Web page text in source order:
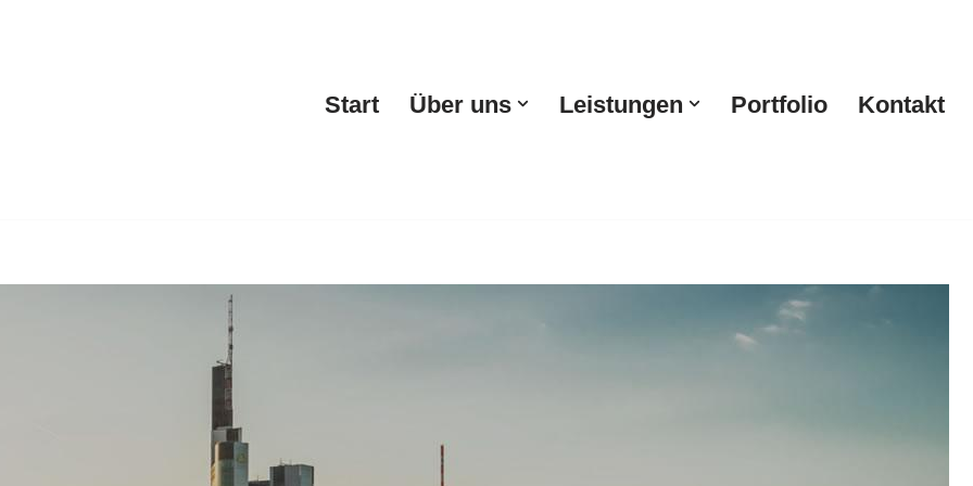
Start Über uns Leistungen Portfolio Kontakt
für Werbetechnik oder ✓Webdesign, Werbeagentur, Fahrzeugfolierung, Fahrzeugbeschriftung. ➡️ Kedar &
✓Fahrzeugfolierung und ✓Fahrzeugbeschriftung in Florstadt. Ihr Partner für Erfolg ✉.